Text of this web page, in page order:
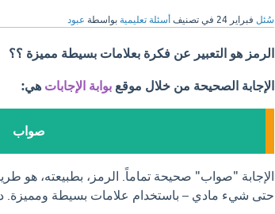
سُئل فبراير 24 في تصنيف أسئلة تعليمية بواسطة عبود
الرمز هو التعبير عن فكرة بعلامات بسيطة مميزة ؟؟
الإجابة الصحيحة من خلال موقع بوابة الإجابات هي:
صواب
الإجابة "صواب" صحيحة تماماً. الرمز، بطبيعته، هو
حتى شيء مادي – باستخدام علامات بسيطة ومميزة.